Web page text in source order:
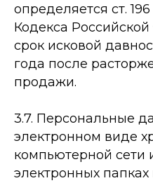
определяется ст.
Кодекса
срок исковой
года после
продажи.
3.7. Персональные
электронном виде
компьютерной сети
электронных